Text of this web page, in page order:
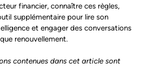
financier, connaître ces règles,
supplémentaire pour lire son
et engager des conversations
renouvellement.
contenues dans cet article sont